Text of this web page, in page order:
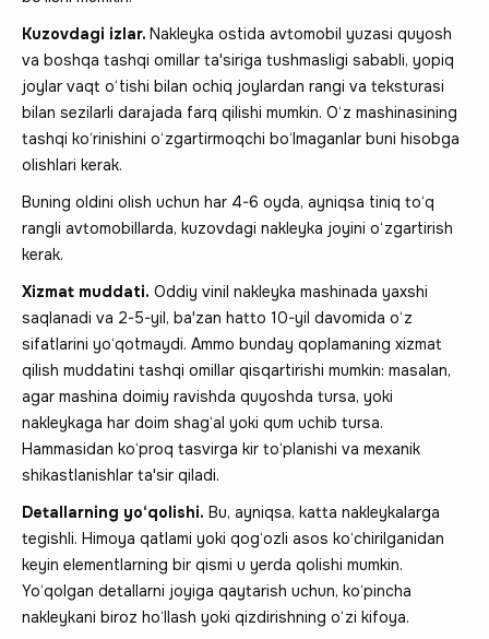
Kuzovdagi izlar. Nakleyka ostida avtomobil yuzasi quyosh
va boshqa tashqi omillar ta'siriga tushmasligi sababli, yopiq
joylar vaqt o‘tishi bilan ochiq joylardan rangi va teksturasi
bilan sezilarli darajada farq qilishi mumkin. O‘z mashinasining
tashqi ko‘rinishini o‘zgartirmoqchi bo‘lmaganlar buni hisobga
olishlari kerak.
Buning oldini olish uchun har 4-6 oyda, ayniqsa tiniq to‘q
rangli avtomobillarda, kuzovdagi nakleyka joyini o‘zgartirish
kerak.
Xizmat muddati. Oddiy vinil nakleyka mashinada yaxshi
saqlanadi va 2-5-yil, ba'zan hatto 10-yil davomida o‘z
sifatlarini yo‘qotmaydi. Ammo bunday qoplamaning xizmat
qilish muddatini tashqi omillar qisqartirishi mumkin: masalan,
agar mashina doimiy ravishda quyoshda tursa, yoki
nakleykaga har doim shag‘al yoki qum uchib tursa.
Hammasidan ko‘proq tasvirga kir to‘planishi va mexanik
shikastlanishlar ta'sir qiladi.
Detallarning yo‘qolishi. Bu, ayniqsa, katta nakleykalarga
tegishli. Himoya qatlami yoki qog‘ozli asos ko‘chirilganidan
keyin elementlarning bir qismi u yerda qolishi mumkin.
Yo‘qolgan detallarni joyiga qaytarish uchun, ko‘pincha
nakleykani biroz ho‘llash yoki qizdirishning o‘zi kifoya.